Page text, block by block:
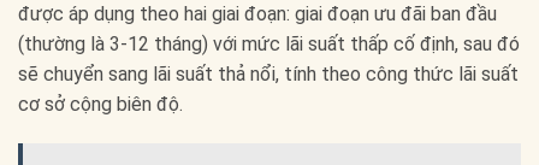
được áp dụng theo hai giai đoạn: giai đoạn ưu đãi ban đầu
(thường là 3-12 tháng) với mức lãi suất thấp cố định, sau đó
sẽ chuyển sang lãi suất thả nổi, tính theo công thức lãi suất
cơ sở cộng biên độ.